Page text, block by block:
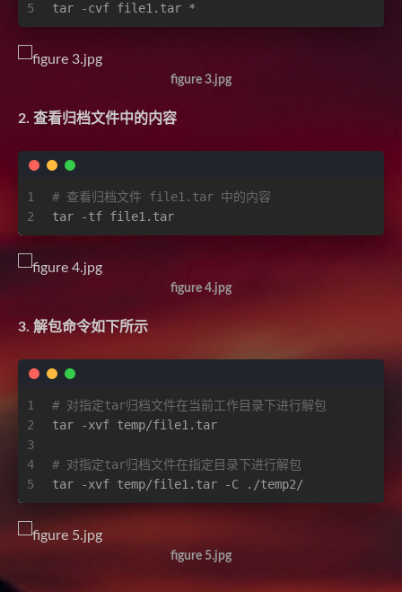
5
tar -cvf file1.tar *
figure 3.jpg
2. 查看归档文件中的内容
1
2
# 查看归档文件 file1.tar 中的内容
tar -tf file1.tar
figure 4.jpg
3. 解包命令如下所示
1
2
3
4
5
# 对指定tar归档文件在当前工作目录下进行解包
tar -xvf temp/file1.tar
# 对指定tar归档文件在指定目录下进行解包
tar -xvf temp/file1.tar -C ./temp2/
figure 5.jpg